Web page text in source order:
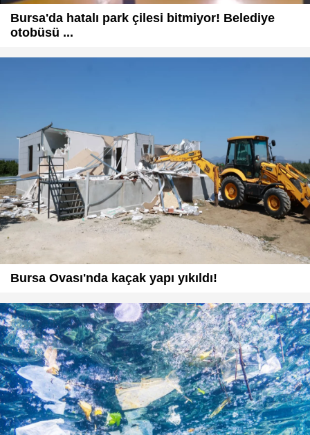
Bursa'da hatalı park çilesi bitmiyor! Belediye
otobüsü ...
Bursa Ovası'nda kaçak yapı yıkıldı!